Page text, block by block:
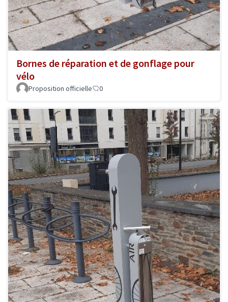
Bornes de réparation et de gonflage pour
vélo
Proposition officielle 0